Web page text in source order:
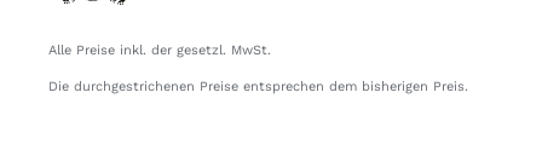
Alle Preise inkl. der gesetzl. MwSt.
Die durchgestrichenen Preise entsprechen dem bisherigen Preis.